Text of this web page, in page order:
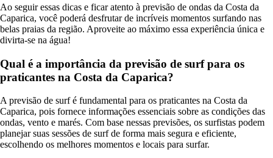
Ao seguir essas dicas e ficar atento à previsão de ondas da Costa da
Caparica, você poderá desfrutar de incríveis momentos surfando nas
belas praias da região. Aproveite ao máximo essa experiência única e
divirta-se na água!
Qual é a importância da previsão de surf para os
praticantes na Costa da Caparica?
A previsão de surf é fundamental para os praticantes na Costa da
Caparica, pois fornece informações essenciais sobre as condições das
ondas, vento e marés. Com base nessas previsões, os surfistas podem
planejar suas sessões de surf de forma mais segura e eficiente,
escolhendo os melhores momentos e locais para surfar.